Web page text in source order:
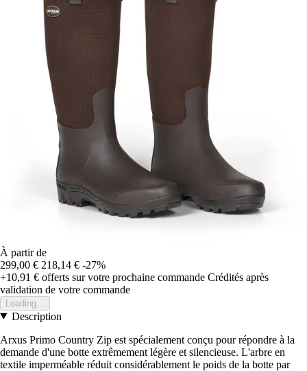
À partir de
299,00 € 218,14 € -27%
+10,91 € offerts sur votre prochaine commande Crédités après
validation de votre commande
Loading...
Description
Arxus Primo Country Zip est spécialement conçu pour répondre à la
demande d'une botte extrêmement légère et silencieuse. L'arbre en
textile imperméable réduit considérablement le poids de la botte par